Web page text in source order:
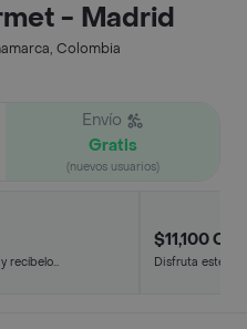
- Madrid
Colombia
Envío
Gratis
(nuevos usuarios)
recíbelo
$11,100 Off
Disfruta este